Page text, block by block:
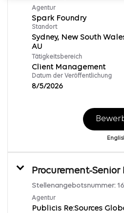
Agentur
Spark Foundry
Standort
Sydney, New South
Tätigkeitsbereich
Client Management
Datum der Veröffentlichung
8/5/2026
Procurement-Senior
Stellenangebotsnummer:
Agentur
Publicis Re:Sources